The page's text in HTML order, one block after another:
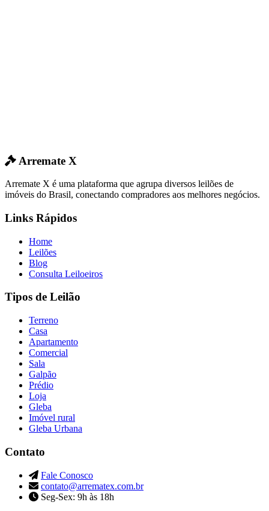
Arremate X
Arremate X é uma plataforma que agrupa diversos leilões de
imóveis do Brasil, conectando compradores aos melhores negócios.
Links Rápidos
Home
Leilões
Blog
Consulta Leiloeiros
Tipos de Leilão
Terreno
Casa
Apartamento
Comercial
Sala
Galpão
Prédio
Loja
Gleba
Imóvel rural
Gleba Urbana
Contato
Fale Conosco
contato@arrematex.com.br
Seg-Sex: 9h às 18h